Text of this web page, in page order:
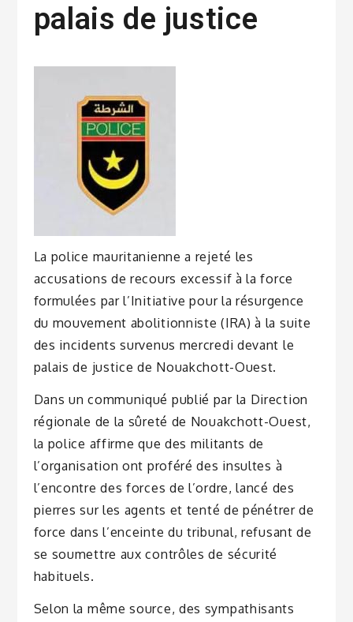
palais de justice
La police mauritanienne a rejeté les
accusations de recours excessif à la force
formulées par l’Initiative pour la résurgence
du mouvement abolitionniste (IRA) à la suite
des incidents survenus mercredi devant le
palais de justice de Nouakchott-Ouest.
Dans un communiqué publié par la Direction
régionale de la sûreté de Nouakchott-Ouest,
la police affirme que des militants de
l’organisation ont proféré des insultes à
l’encontre des forces de l’ordre, lancé des
pierres sur les agents et tenté de pénétrer de
force dans l’enceinte du tribunal, refusant de
se soumettre aux contrôles de sécurité
habituels.
Selon la même source, des sympathisants